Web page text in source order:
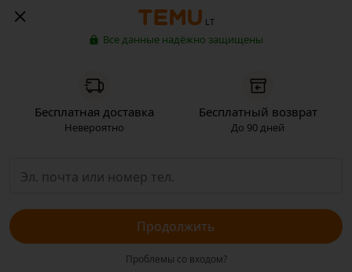
LT
Все данные надёжно защищены
Бесплатная доставка
Невероятно
Бесплатный возврат
До 90 дней
Продолжить
Проблемы со входом?